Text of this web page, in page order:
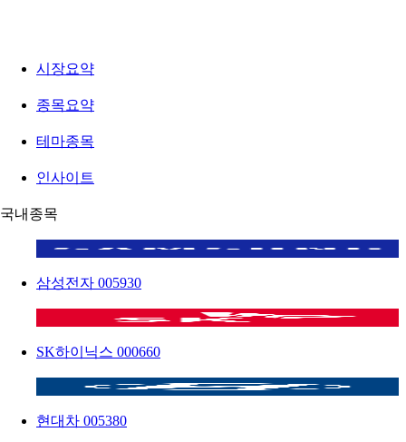
시장요약
종목요약
테마종목
인사이트
국내종목
삼성전자 005930
SK하이닉스 000660
현대차 005380